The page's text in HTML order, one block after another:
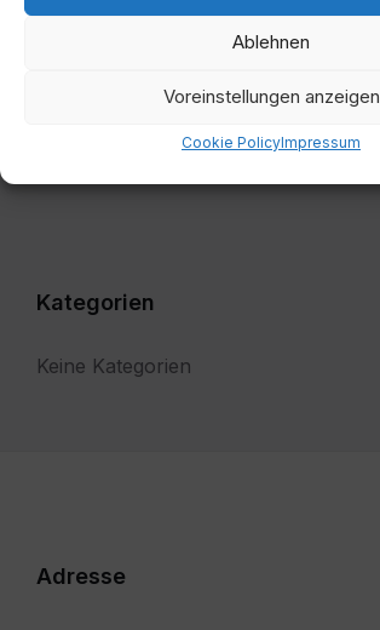
Ablehnen
Voreinstellungen anzeigen
Cookie PolicyImpressum
Von:
Filter
Kategorien
Keine Kategorien
Adresse